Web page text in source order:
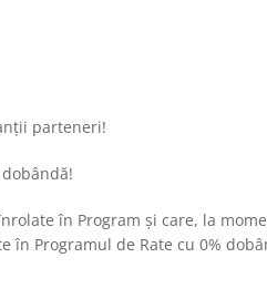
parteneri!
în Program şi care, la
în Programul de Rate cu 0%